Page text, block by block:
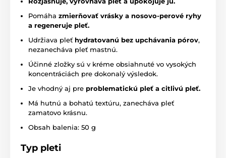
Pomáha zmierňovať vrásky a nosovo-perové ryhy
a regeneruje pleť.
Udržiava pleť hydratovanú bez upchávania pórov,
nezanecháva pleť mastnú.
Účinné zložky sú v kréme obsiahnuté vo vysokých
koncentráciách pre dokonalý výsledok.
Je vhodný aj pre problematickú pleť a citlivú pleť.
Má hutnú a bohatú textúru, zanecháva pleť
zamatovo krásnu.
Obsah balenia: 50 g
Typ pleti